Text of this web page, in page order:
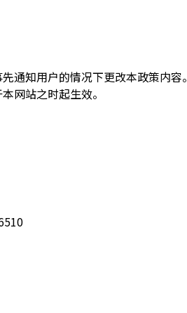
通知用户的情况下更改本政策内容。
网站之时起生效。